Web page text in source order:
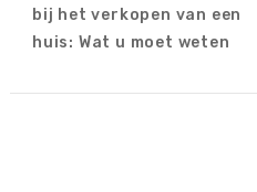
bij het verkopen van een
huis: Wat u moet weten